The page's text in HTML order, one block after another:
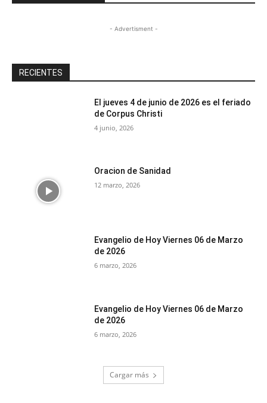
- Advertisment -
RECIENTES
El jueves 4 de junio de 2026 es el feriado
de Corpus Christi
4 junio, 2026
Oracion de Sanidad
12 marzo, 2026
Evangelio de Hoy Viernes 06 de Marzo
de 2026
6 marzo, 2026
Evangelio de Hoy Viernes 06 de Marzo
de 2026
6 marzo, 2026
Cargar más